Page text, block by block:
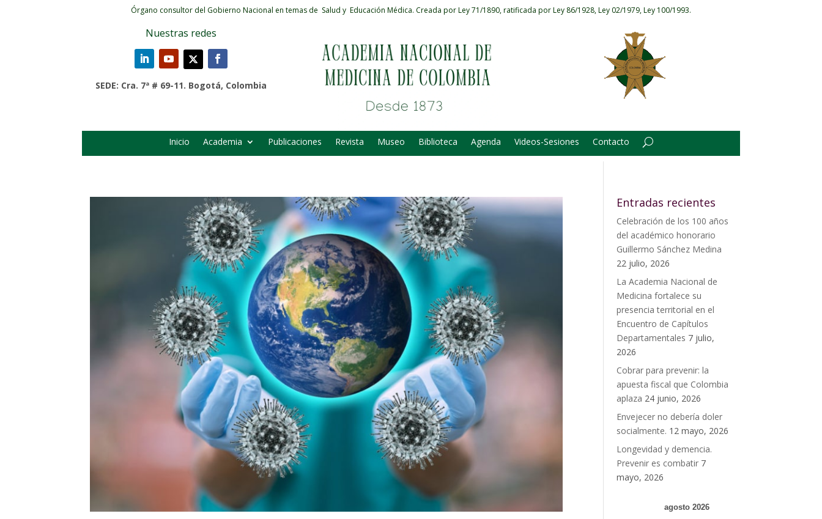
Órgano consultor del Gobierno Nacional en temas de Salud y Educación Médica. Creada por Ley 71/1890, ratificada por Ley 86/1928, Ley 02/1979, Ley 100/1993.
Nuestras redes
SEDE: Cra. 7ª # 69-11. Bogotá, Colombia
Inicio Academia Publicaciones Revista Museo Biblioteca Agenda Videos-Sesiones Contacto
Entradas recientes
Celebración de los 100 años
del académico honorario
Guillermo Sánchez Medina
22 julio, 2026
La Academia Nacional de
Medicina fortalece su
presencia territorial en el
Encuentro de Capítulos
Departamentales 7 julio,
2026
Cobrar para prevenir: la
apuesta fiscal que Colombia
aplaza 24 junio, 2026
Envejecer no debería doler
socialmente. 12 mayo, 2026
Longevidad y demencia.
Prevenir es combatir 7
mayo, 2026
agosto 2026